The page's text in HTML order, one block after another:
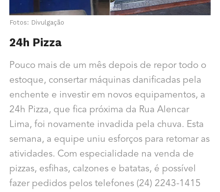
Fotos: Divulgação
24h Pizza
Pouco mais de um mês depois de repor todo o
estoque, consertar máquinas danificadas pela
enchente e investir em novos equipamentos, a
24h Pizza, que fica próxima da Rua Alencar
Lima, foi novamente invadida pela chuva. Esta
semana, a equipe uniu esforços para retomar as
atividades. Com especialidade na venda de
pizzas, esfihas, calzones e batatas, é possível
fazer pedidos pelos telefones (24) 2243-1415